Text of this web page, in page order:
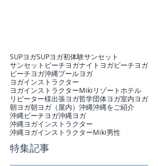
SUPヨガSUPヨガ初体験サンセット
サンセットビーチヨガナイトヨガビーチヨガ
ビーチヨガ沖縄プールヨガ
ヨガインストラクター
ヨガインストラクターMiki リゾートホテル
リピーター様出張ヨガ哲学団体ヨガ室内ヨガ
朝ヨガ朝ヨガ（屋内） 沖縄沖縄をご紹介
沖縄ビーチヨガ沖縄ヨガ
沖縄ヨガインストラクター
沖縄ヨガインストラクターMiki男性
特集記事